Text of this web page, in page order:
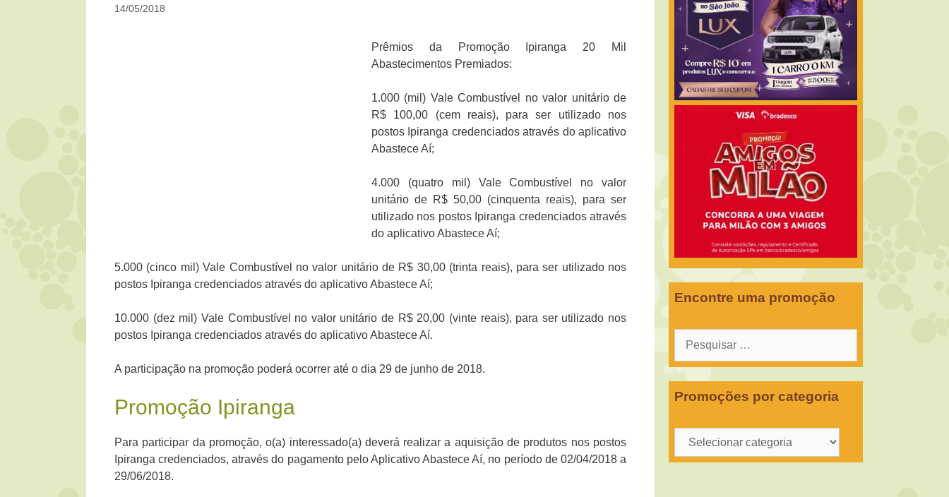
14/05/2018
Prêmios da Promoção Ipiranga 20 Mil
Abastecimentos Premiados:
1.000 (mil) Vale Combustível no valor unitário de
R$ 100,00 (cem reais), para ser utilizado nos
postos Ipiranga credenciados através do aplicativo
Abastece Aí;
4.000 (quatro mil) Vale Combustível no valor
unitário de R$ 50,00 (cinquenta reais), para ser
utilizado nos postos Ipiranga credenciados através
do aplicativo Abastece Aí;
5.000 (cinco mil) Vale Combustível no valor unitário de R$ 30,00 (trinta reais), para ser utilizado nos
postos Ipiranga credenciados através do aplicativo Abastece Aí;
10.000 (dez mil) Vale Combustível no valor unitário de R$ 20,00 (vinte reais), para ser utilizado nos
postos Ipiranga credenciados através do aplicativo Abastece Aí.
A participação na promoção poderá ocorrer até o dia 29 de junho de 2018.
Promoção Ipiranga
Para participar da promoção, o(a) interessado(a) deverá realizar a aquisição de produtos nos postos
Ipiranga credenciados, através do pagamento pelo Aplicativo Abastece Aí, no período de 02/04/2018 a
29/06/2018.
Encontre uma promoção
Pesquisar
Promoções por categoria
Promoções
por